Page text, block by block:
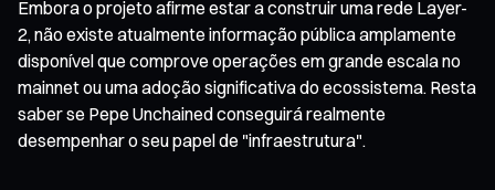
Embora o projeto afirme estar a construir uma rede Layer-
2, não existe atualmente informação pública amplamente
disponível que comprove operações em grande escala no
mainnet ou uma adoção significativa do ecossistema. Resta
saber se Pepe Unchained conseguirá realmente
desempenhar o seu papel de "infraestrutura".